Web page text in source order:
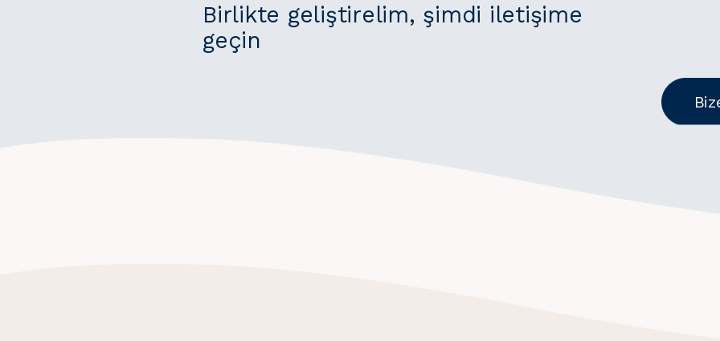
Birlikte geliştirelim, şimdi iletişime
geçin